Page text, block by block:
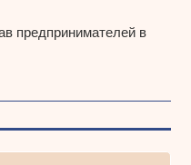
предпринимателей в